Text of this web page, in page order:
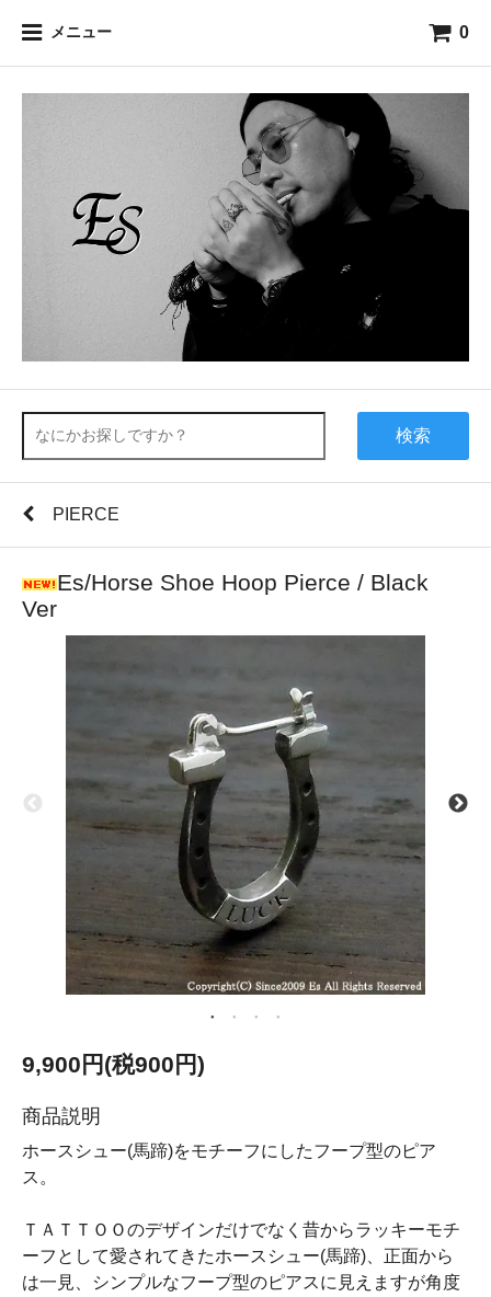
メニュー 0
検索
PIERCE
Es/Horse Shoe Hoop Pierce / Black
Ver
9,900円(税900円)
商品説明
ホースシュー(馬蹄)をモチーフにしたフープ型のピア
ス。
ＴＡＴＴＯＯのデザインだけでなく昔からラッキーモチ
ーフとして愛されてきたホースシュー(馬蹄)、正面から
は一見、シンプルなフープ型のピアスに見えますが角度